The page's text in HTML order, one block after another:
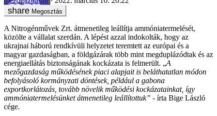
Megosztás
A Nitrogénművek Zrt. átmenetileg leállítja ammóniatermelését,
közölte a vállalat szerdán. A lépést azzal indokolták, hogy az
ukrajnai háború rendkívüli helyzetet teremtett az európai és a
magyar gazdaságban, a földgázárak több mint megduplázódtak és az
energiaellátás biztonságának kockázata is felmerült. „A
mezőgazdaság működésének piaci alapjait is beláthatatlan módon
befolyásoló kormányzati döntések, például a gabona
exportkorlátozás, tovább növelik működési kockázatainkat, így
ammóniatermelésünket átmenetileg leállítottuk” - írta Bige László
cége.